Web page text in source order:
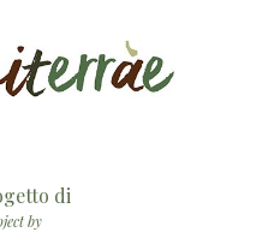
di
by